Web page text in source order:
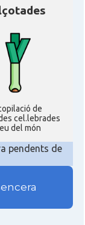
de
cel.lebrades
del món
pendents de